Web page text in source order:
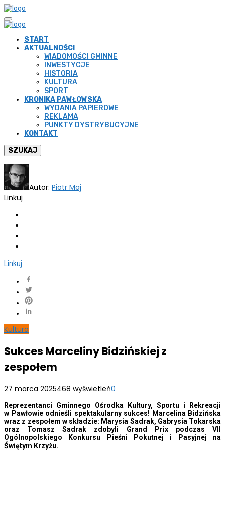
START
AKTUALNOŚCI
WIADOMOŚCI GMINNE
INWESTYCJE
HISTORIA
KULTURA
SPORT
KRONIKA PAWŁOWSKA
WYDANIA PAPIEROWE
REKLAMA
PUNKTY DYSTRYBUCYJNE
KONTAKT
SZUKAJ
Autor: Piotr Maj
Linkuj
Linkuj
Kultura
Sukces Marceliny Bidzińskiej z
zespołem
27 marca 2025468 wyświetleń0
Reprezentanci Gminnego Ośrodka Kultury, Sportu i Rekreacji
w Pawłowie odnieśli spektakularny sukces! Marcelina Bidzińska
wraz z zespołem w składzie: Marysia Sadrak, Gabrysia Tokarska
oraz Tomasz Sadrak zdobyli Grand Prix podczas VII
Ogólnopolskiego Konkursu Pieśni Pokutnej i Pasyjnej na
Świętym Krzyżu.